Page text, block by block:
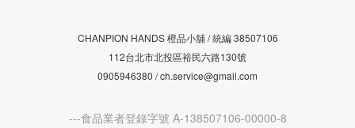
CHANPION HANDS 橙品小舖 /統編38507106
112台北市北投區裕民六路130號
0905946380 / ch.service@gmail.com
---食品業者登錄字號 A-138507106-00000-8